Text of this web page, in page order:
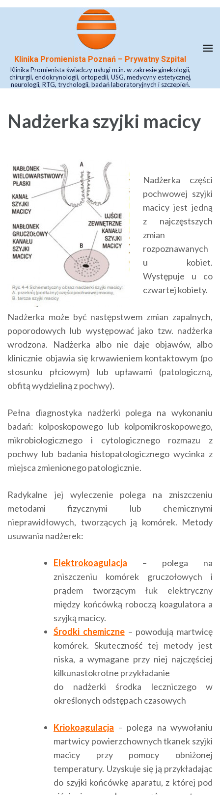
Skip
Enter)Klinika Promienista Poznań – Prywatny Szpital
Klinika Promienista świadczy usługi m.in. w zakresie ginekologii,
chirurgii, endokrynologii, ortopedii, USG, medycyny estetycznej,
neurologii, RTG, trychologii, badań laboratoryjnych i szczepień.
Nadżerka szyjki macicy
Nadżerka części
pochwowej szyjki
macicy jest jedną
z najczęstszych
zmian
rozpoznawanych
u kobiet.
Występuje u co
czwartej kobiety.
Nadżerka może być następstwem zmian zapalnych,
poporodowych lub występować jako tzw. nadżerka
wrodzona. Nadżerka albo nie daje objawów, albo
klinicznie objawia się krwawieniem kontaktowym (po
stosunku płciowym) lub upławami (patologiczną,
obfitą wydzieliną z pochwy).
Pełna diagnostyka nadżerki polega na wykonaniu
badań: kolposkopowego lub kolpomikroskopowego,
mikrobiologicznego i cytologicznego rozmazu z
pochwy lub badania histopatologicznego wycinka z
miejsca zmienionego patologicznie.
Radykalne jej wyleczenie polega na zniszczeniu
metodami fizycznymi lub chemicznymi
nieprawidłowych, tworzących ją komórek. Metody
usuwania nadżerek:
Elektrokoagulacja – polega na
zniszczeniu komórek gruczołowych i
prądem tworzącym łuk elektryczny
między końcówką roboczą koagulatora a
szyjką macicy.
Środki chemiczne– powodują martwicę
komórek. Skuteczność tej metody jest
niska, a wymagane przy niej najczęściej
kilkunastokrotne przykładanie
do nadżerki środka leczniczego w
określonych odstępach czasowych
Kriokoagulacja – polega na wywołaniu
martwicy powierzchownych tkanek szyjki
macicy przy pomocy obniżonej
temperatury. Uzyskuje się ją przykładając
do szyjki końcówkę aparatu, z której pod